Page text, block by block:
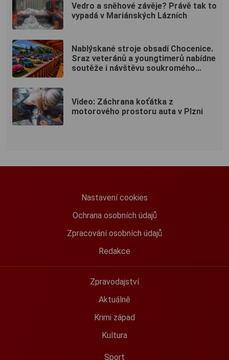
Vedro a sněhové závěje? Právě tak to
vypadá v Mariánských Lázních
Nablýskané stroje obsadí Chocenice.
Sraz veteránů a youngtimerů nabídne
soutěže i návštěvu soukromého
Video: Záchrana koťátka z
motorového prostoru auta v Plzni
Nastavení cookies
Ochrana osobních údajů
Zpracování osobních údajů
Redakce
Zpravodajství
Aktuálně
Krimi západ
Kultura
Sport